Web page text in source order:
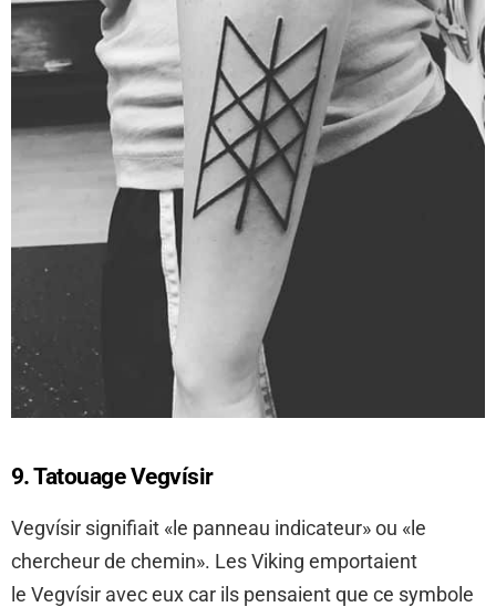
9. Tatouage Vegvísir
Vegvísir signifiait «le panneau indicateur» ou «le
chercheur de chemin». Les Viking emportaient
le Vegvísir avec eux car ils pensaient que ce symbole